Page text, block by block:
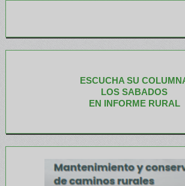
ESCUCHA SU
LOS SABADOS
EN INFORME RURAL